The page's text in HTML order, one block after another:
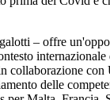
– offre
internazionale
collaborazione
delle